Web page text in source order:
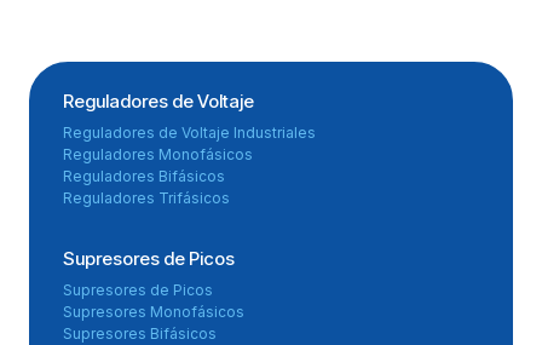
Reguladores de Voltaje
Reguladores de Voltaje Industriales
Reguladores Monofásicos
Reguladores Bifásicos
Reguladores Trifásicos
Supresores de Picos
Supresores de Picos
Supresores Monofásicos
Supresores Bifásicos